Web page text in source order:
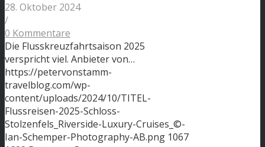
28. Oktober 2024
/
0 Kommentare
Die Flusskreuzfahrtsaison 2025
verspricht viel. Anbieter von…
https://petervonstamm-
travelblog.com/wp-
content/uploads/2024/10/TITEL-
Flussreisen-2025-Schloss-
Stolzenfels_Riverside-Luxury-Cruises_©-
Ian-Schemper-Photography-AB.png 1067